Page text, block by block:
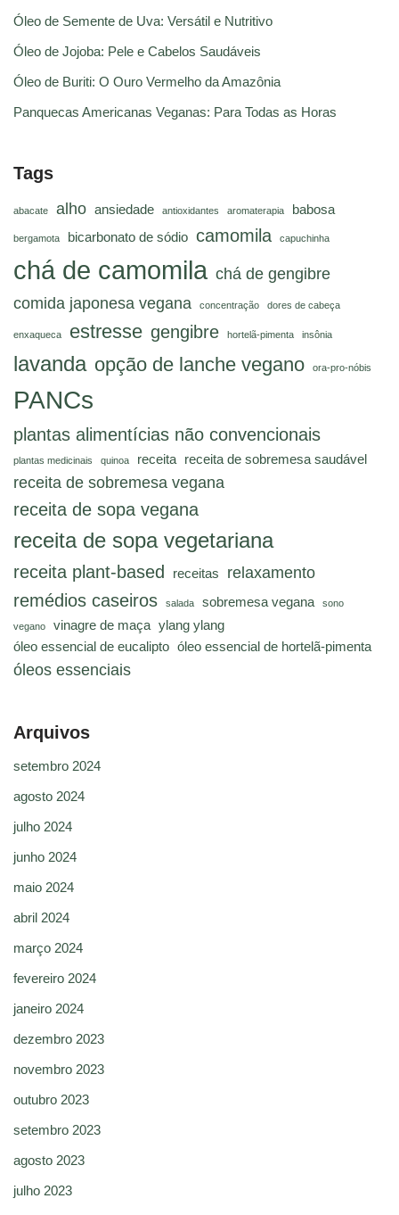
Óleo de Semente de Uva: Versátil e Nutritivo
Óleo de Jojoba: Pele e Cabelos Saudáveis
Óleo de Buriti: O Ouro Vermelho da Amazônia
Panquecas Americanas Veganas: Para Todas as Horas
Tags
abacate alho ansiedade antioxidantes aromaterapia babosa
bergamota bicarbonato de sódio camomila capuchinha
chá de camomila chá de gengibre
comida japonesa vegana
concentração dores de cabeça
enxaqueca estresse gengibre hortelã-pimenta insônia
lavanda opção de lanche vegano ora-pro-nóbis
PANCs
plantas alimentícias não convencionais
plantas medicinais quinoa receita receita de sobremesa saudável
receita de sobremesa vegana
receita de sopa vegana
receita de sopa vegetariana
receita plant-based receitas relaxamento
remédios caseiros salada sobremesa vegana sono
vegano vinagre de maça ylang ylang
óleo essencial de eucalipto óleo essencial de hortelã-pimenta
óleos essenciais
Arquivos
setembro 2024
agosto 2024
julho 2024
junho 2024
maio 2024
abril 2024
março 2024
fevereiro 2024
janeiro 2024
dezembro 2023
novembro 2023
outubro 2023
setembro 2023
agosto 2023
julho 2023